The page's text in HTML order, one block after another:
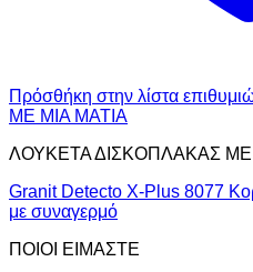
Πρόσθήκη στην λίστα
ΜΕ ΜΙΑ ΜΑΤΙΑ
ΛΟΥΚΕΤΑ ΔΙΣΚΟΠΛΑΚΑΣ
Granit Detecto X-Plus 8077
με συναγερμό
ΠΟΙΟΙ ΕΙΜΑΣΤΕ